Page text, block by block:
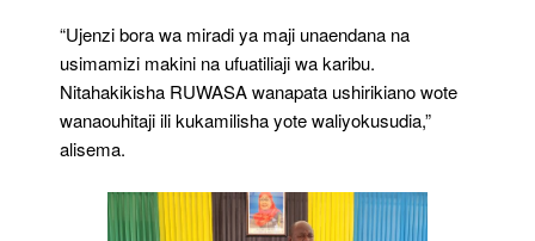
“Ujenzi bora wa miradi ya maji unaendana na
usimamizi makini na ufuatiliaji wa karibu.
Nitahakikisha RUWASA wanapata ushirikiano wote
wanaouhitaji ili kukamilisha yote waliyokusudia,”
alisema.